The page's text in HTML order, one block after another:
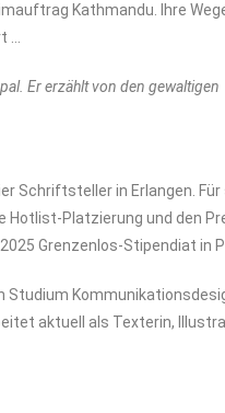
Kathmandu. Ihre
…
Er erzählt von den gewaltigen
Schriftsteller in Erlangen. Für
Hotlist-Platzierung und den
Grenzenlos-Stipendiat in
Studium
aktuell als Texterin,